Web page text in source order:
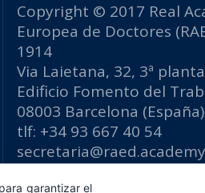
Copyright © 2017 Real
Europea de Doctores
1914
Via Laietana, 32, 3ª planta
Edificio Fomento del
08003 Barcelona (España)
tlf: +34 93 667 40 54
secretaria@raed.academy
garantizar el